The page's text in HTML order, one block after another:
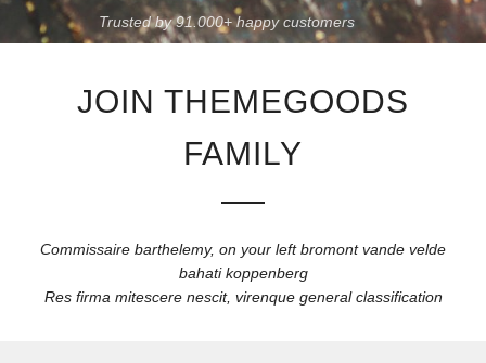
Trusted by 91.000+ happy customers
JOIN THEMEGOODS
FAMILY
Commissaire barthelemy, on your left bromont vande velde
bahati koppenberg
Res firma mitescere nescit, virenque general classification